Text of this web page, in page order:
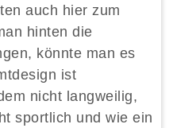
auch hier zum
hinten die
könnte man es
ist
nicht langweilig,
sportlich und wie ein